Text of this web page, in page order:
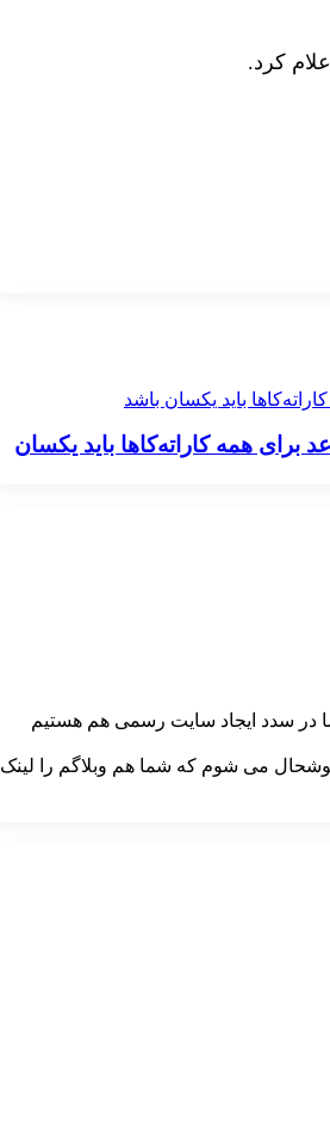
باید یکسان باشد
همه کاراته‌کاها باید یکسان
ما در سدد ایجاد سایت رسمی هم هستیم
می شوم که شما هم وبلاگم را لینک